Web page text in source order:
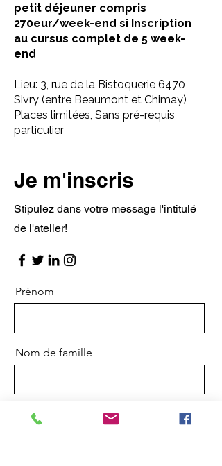
petit déjeuner compris
270eur/week-end si Inscription
au cursus complet de 5 week-
end​
Lieu: 3, rue de la Bistoquerie 6470
Sivry (entre Beaumont et Chimay)
Places limitées, Sans pré-requis
particulier
Je m'inscris
Stipulez dans votre message l'intitulé
de l'atelier!
Prénom
Nom de famille
E-mail